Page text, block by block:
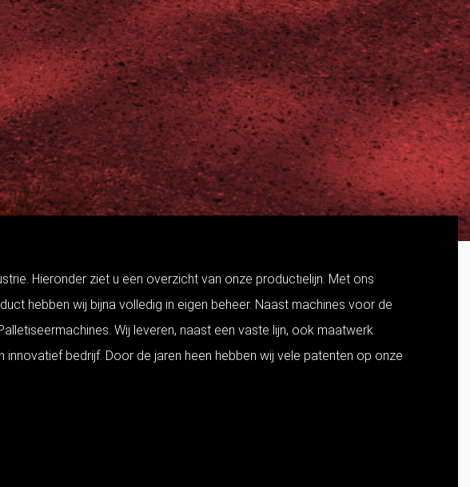
Hieronder ziet u een overzicht van onze productielijn. Met ons
hebben wij bijna volledig in eigen beheer. Naast machines voor de
Wij leveren, naast een vaste lijn, ook maatwerk
bedrijf. Door de jaren heen hebben wij vele patenten op onze